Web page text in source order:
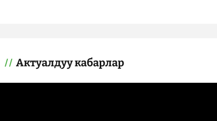
Актуалдуу кабарлар